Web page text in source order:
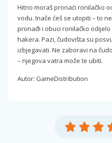
Hitno moraš pronaći ronilačko
vodu. Inače ćeš se utopiti – to
pronađi i obuci ronilačko
hakera. Pazi, čudovišta su
izbjegavati. Ne zaboravi na
– njegova vatra može te ubiti.
Autor: GameDistribution